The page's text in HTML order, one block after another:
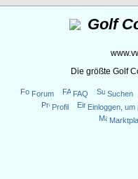
Golf
Die größte Golf
Forum FAQ
Suchen
Profil
Einloggen,